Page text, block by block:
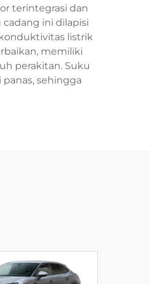
terintegrasi dan
ini dilapisi
listrik
memiliki
perakitan. Suku
sehingga